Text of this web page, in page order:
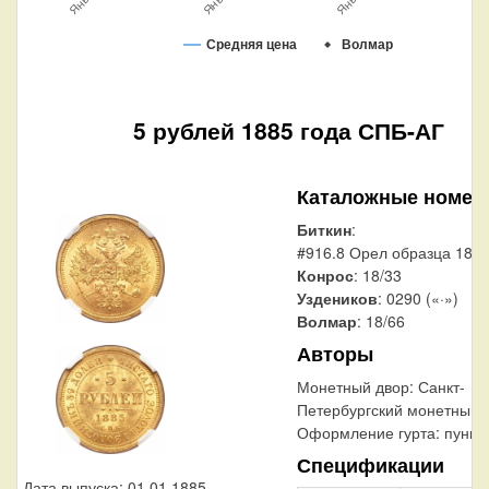
Средняя цена Волмар
5 рублей 1885 года СПБ-АГ
Каталожные
Биткин:
#916.8 Орел образца
Конрос: 18/33
Уздеников: 0290 («·»)
Волмар: 18/66
Авторы
Монетный двор: Санкт-
Петербургский монетный
Оформление гурта:
Спецификации